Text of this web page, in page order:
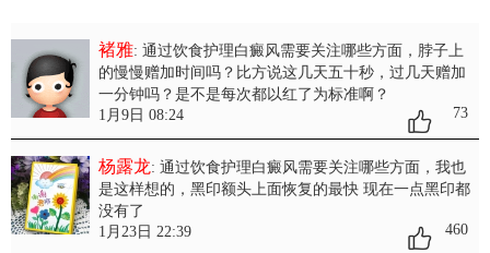
褚雅: 通过饮食护理白癜风需要关注哪些方面 ，脖子上
的慢慢赠加时间吗？比方说这几天五十秒，过几天赠加
一分钟吗？是不是每次都以红了为标准啊？
1月9日 08:24
73
杨露龙: 通过饮食护理白癜风需要关注哪些方面 ，我也
是这样想的，黑印额头上面恢复的最快 现在一点黑印都
没有了
1月23日 22:39
460